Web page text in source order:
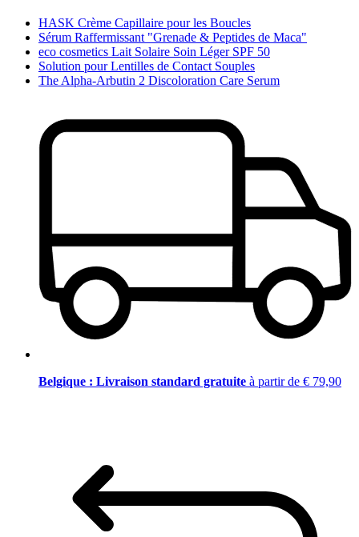
HASK Crème Capillaire pour les Boucles
Sérum Raffermissant "Grenade & Peptides de Maca"
eco cosmetics Lait Solaire Soin Léger SPF 50
Solution pour Lentilles de Contact Souples
The Alpha-Arbutin 2 Discoloration Care Serum
Belgique : Livraison standard gratuite à partir de € 79,90